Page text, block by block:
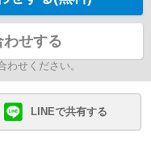
わせする
せください。
LINEで共有する